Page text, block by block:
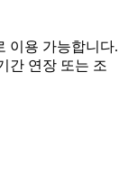
이용 가능합니다.
간 연장 또는 조